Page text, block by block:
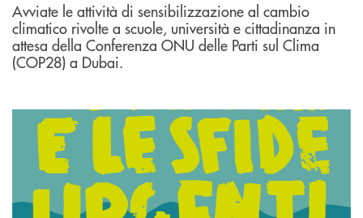
Avviate le attività di sensibilizzazione al cambio
climatico rivolte a scuole, università e cittadinanza in
attesa della Conferenza ONU delle Parti sul Clima
(COP28) a Dubai.